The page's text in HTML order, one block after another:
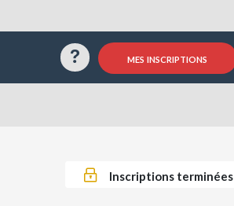
Questions / Réponses
mes inscriptions
Inscriptions terminées